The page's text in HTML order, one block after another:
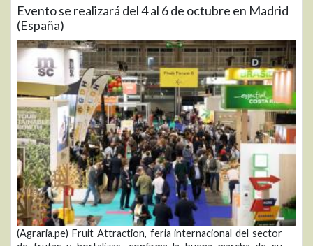
Evento se realizará del 4 al 6 de octubre en Madrid
(España)
(Agraria.pe) Fruit Attraction, feria internacional del sector